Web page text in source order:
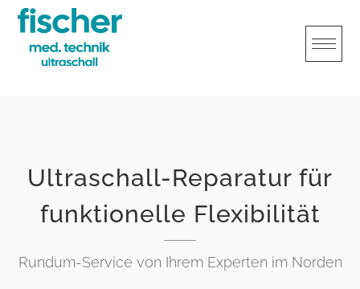
Skip
content
Ultraschall-Reparatur für
funktionelle Flexibilität
Rundum-Service von Ihrem Experten im Norden